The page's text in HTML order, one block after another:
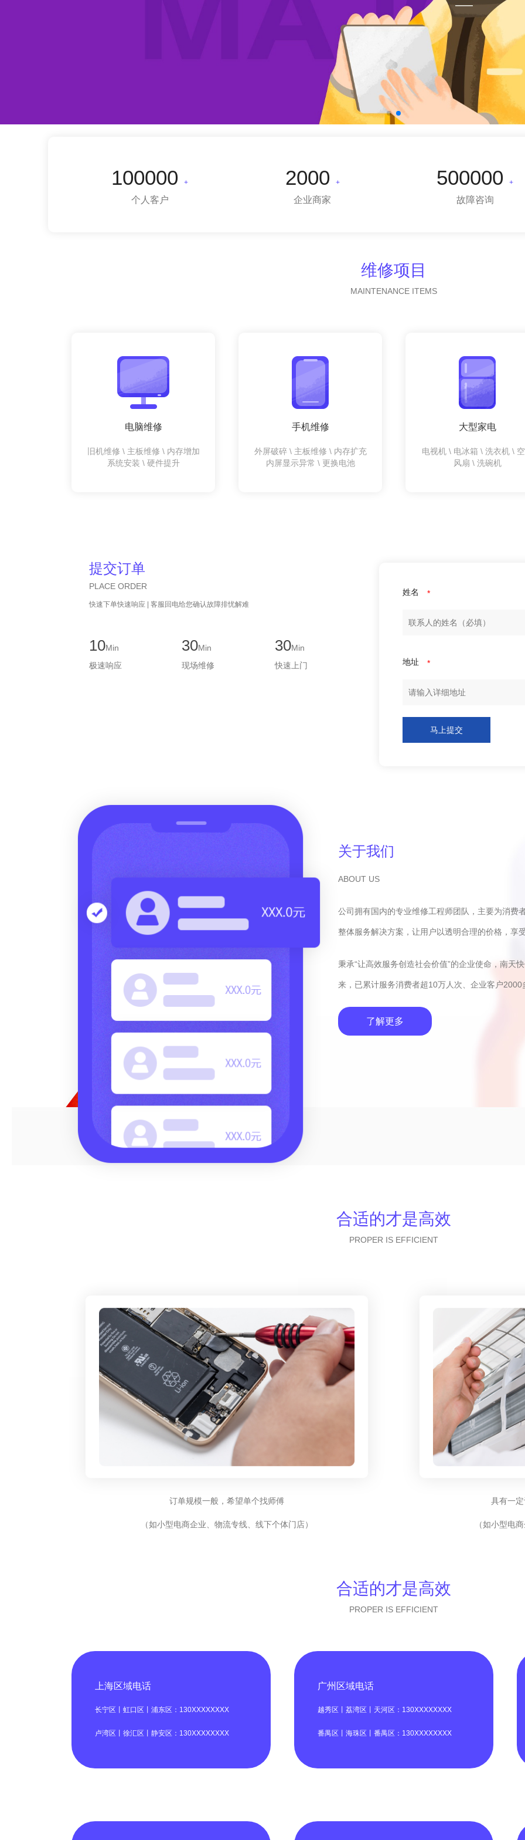
100000+
个人客户
2000 +
企业商家
500000+
故障咨询
维修项目
MAINTENANCE ITEMS
电脑维修
旧机维修 \ 主板维修 \ 内存增加
系统安装 \ 硬件提升
手机维修
外屏破碎 \ 主板维修 \ 内存扩充
内屏显示异常 \ 更换电池
大型家电
电视机 \ 电冰箱 \ 洗衣机 \
风扇 \ 洗碗机
提交订单
PLACE ORDER
快速下单快速响应 | 客服回电给您确认故障排忧解难
10Min
极速响应
30Min
现场维修
30Min
快速上门
姓名 *
地址 *
马上提交
关于我们
ABOUT US
公司拥有国内的专业维修工程师团队，主要为消费
整体服务解决方案，让用户以透明合理的价格，享
秉承“让高效服务创造社会价值”的企业使命，南天
来，已累计服务消费者超10万人次、企业客户2000
了解更多
合适的才是高效
PROPER IS EFFICIENT
订单规模一般，希望单个找师傅
（如小型电商企业、物流专线、线下个体门店）
具有一
（如小型电
合适的才是高效
PROPER IS EFFICIENT
上海区域电话
长宁区丨虹口区丨浦东区：130XXXXXXXX
卢湾区丨徐汇区丨静安区：130XXXXXXXX
广州区域电话
越秀区丨荔湾区丨天河区：130XXXXXXXX
番禺区丨海珠区丨番禺区：130XXXXXXXX